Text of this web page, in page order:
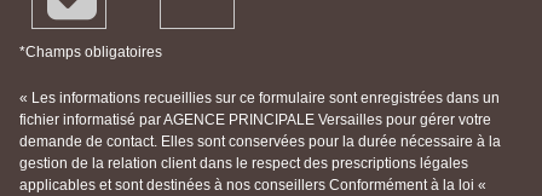
*Champs obligatoires
« Les informations recueillies sur ce formulaire sont enregistrées dans un
fichier informatisé par AGENCE PRINCIPALE Versailles pour gérer votre
demande de contact. Elles sont conservées pour la durée nécessaire à la
gestion de la relation client dans le respect des prescriptions légales
applicables et sont destinées à nos conseillers Conformément à la loi «